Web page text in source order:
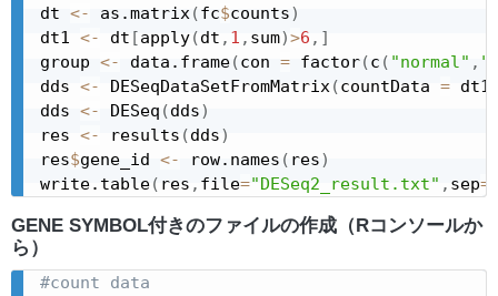
dt <- as.matrix(fc$counts)
dt1 <- dt [apply(dt , 1 , sum)>6 , ]
group <- data.frame(con = factor(c ( "normal" ,
dds <- DESeqDataSetFromMatrix(countData = dt1
dds <- DESeq (dds)
res <- results (dds)
res$gene_id <- row.names ( res)
write.table( res , file="DESeq2_result.txt" , sep=
GENE SYMBOL付きのファイルの作成（Rコンソールか
ら）
#count data